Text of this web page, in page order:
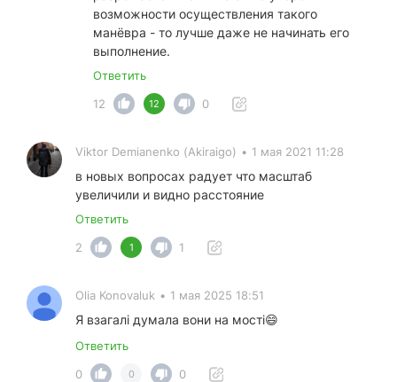
возможности осуществления такого
манёвра - то лучше даже не начинать его
выполнение.
Ответить
12
12 0
Viktor Demianenko (Akiraigo) • 1 мая 2021 11:28
в новых вопросах радует что масштаб
увеличили и видно расстояние
Ответить
2
1 1
Olia Konovaluk • 1 мая 2025 18:51
Я взагалі думала вони на мості😄
Ответить
0
0 0